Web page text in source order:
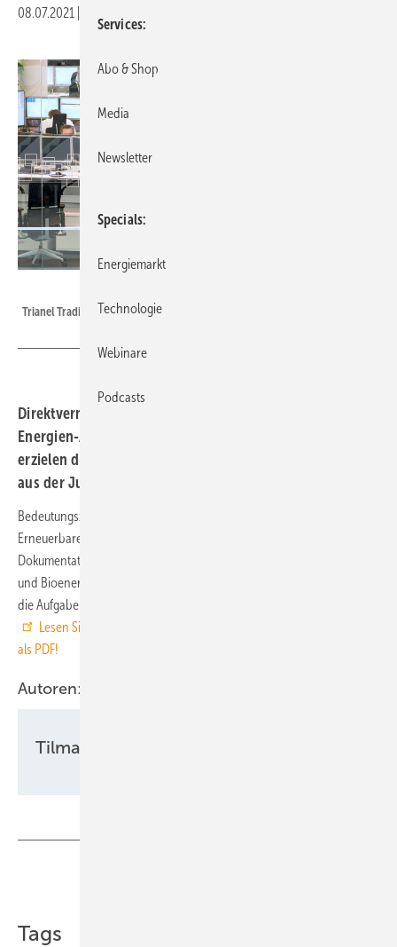
08.07.2021
Trianel Trading Floor
Direktvermarkter veredeln Strom aus Erneuerbare-
Energien-Anlagen zu nutzwertiger Elektrizität und
erzielen damit Erlöse. Lesen Sie hier den Sonderreport
aus der Juni-Juli-Ausgabe der ERNEUERBARE ENERGIEN.
Bedeutungszuwachs ist für die Direktvermarkter des Stroms aus
Erneuerbare-Energien-Anlagen bislang gesichert: Mit zunehmenden
Dokumentationspflichten und wachsender Teilhabe von Wind-, Solar-
und Bioenergie an der Stabilisierung der Stromversorgung nehmen
die Aufgaben für die Dienstleister im Stromhandel zu. Zugleich ….
Lesen Sie hier weiter und laden sich die komplette Sonderstrecke
als PDF!
Autoren:
Tilman Weber
Tags
Services
Abo & Shop
Media
Newsletter
Specials
Energiemarkt
Technologie
Webinare
Podcasts